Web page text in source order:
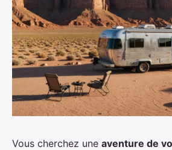
Vous cherchez une aventure de